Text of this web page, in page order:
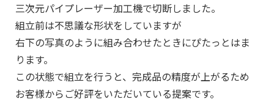
三次元パイプレーザー加工機で切断しました。
組立前は不思議な形状をしていますが
右下の写真のように組み合わせたときにぴたっとはま
ります。
この状態で組立を行うと、完成品の精度が上がるため
お客様からご好評をいただいている提案です。